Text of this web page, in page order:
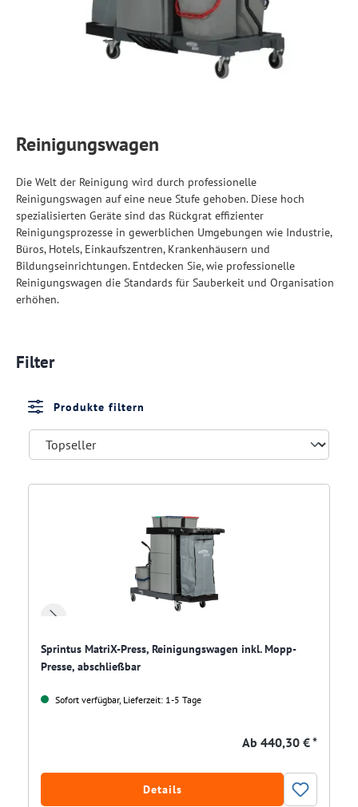
Reinigungswagen
Die Welt der Reinigung wird durch professionelle
Reinigungswagen auf eine neue Stufe gehoben. Diese hoch
spezialisierten Geräte sind das Rückgrat effizienter
Reinigungsprozesse in gewerblichen Umgebungen wie Industrie,
Büros, Hotels, Einkaufszentren, Krankenhäusern und
Bildungseinrichtungen. Entdecken Sie, wie professionelle
Reinigungswagen die Standards für Sauberkeit und Organisation
erhöhen.
Filter
Produkte filtern
Sprintus MatriX-Press, Reinigungswagen inkl. Mopp-
Presse, abschließbar
Sofort verfügbar, Lieferzeit: 1-5 Tage
Ab 440,30 € *
Details